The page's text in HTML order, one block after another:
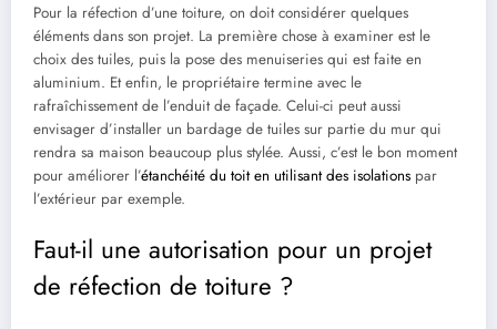
Pour la réfection d’une toiture, on doit considérer quelques
éléments dans son projet. La première chose à examiner est le
choix des tuiles, puis la pose des menuiseries qui est faite en
aluminium. Et enfin, le propriétaire termine avec le
rafraîchissement de l’enduit de façade. Celui-ci peut aussi
envisager d’installer un bardage de tuiles sur partie du mur qui
rendra sa maison beaucoup plus stylée. Aussi, c’est le bon moment
pour améliorer l’étanchéité du toit en utilisant des isolations par
l’extérieur par exemple.
Faut-il une autorisation pour un projet
de réfection de toiture ?